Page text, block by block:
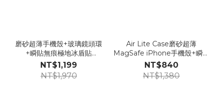
磨砂超薄手機殼+玻璃鏡頭環
+瞬貼無痕極地冰盾貼
【GG46】
NT$1,199
NT$1,970
Air Lite Case磨砂超薄
MagSafe iPhone手機殼+瞬貼
無痕極地冰盾貼
Londonimg【GG06】
NT$840
NT$1,380